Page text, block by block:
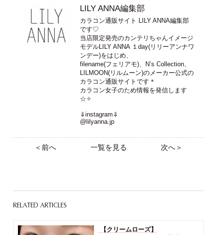
LILY ANNA編集部
カラコン通販サイト LILY ANNA編集部
です♡
当店限定発売のカンテリちゃんイメージ
モデルLILY ANNA １day(リリーアンナワ
ンデー)をはじめ、
filename(フェリアモ)、N’s Collection、
LILMOON(リルムーン)のメーカー公式の
カラコン通販サイトです＊
カラコン女子のため情報を発信します
☆✧
⇓instagram⇓
@lilyanna.jp
＜前へ 一覧を見る 次へ＞
RELATED ARTICLES
【クリームローズ】